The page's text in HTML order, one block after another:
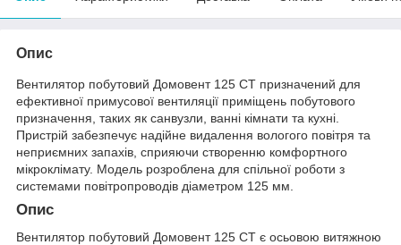
Опис
Вентилятор побутовий Домовент 125 СТ призначений для
ефективної примусової вентиляції приміщень побутового
призначення, таких як санвузли, ванні кімнати та кухні.
Пристрій забезпечує надійне видалення вологого повітря та
неприємних запахів, сприяючи створенню комфортного
мікроклімату. Модель розроблена для спільної роботи з
системами повітропроводів діаметром 125 мм.
Опис
Вентилятор побутовий Домовент 125 СТ є осьовою витяжною